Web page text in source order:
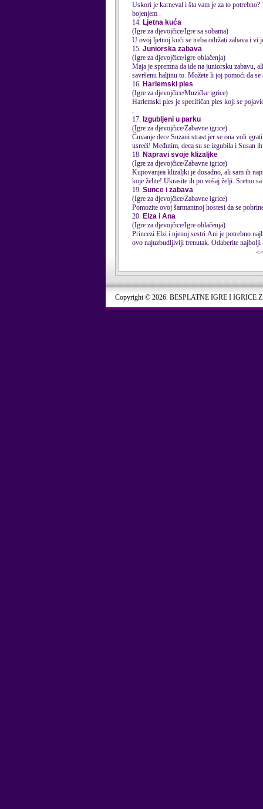
Uskori je karneval i šta vam je za to potrebno?
bojenjem .
14. Ljetna kuća
(Igre za djevojčice/Igre sa sobama)
U ovoj ljetnoj kući se treba održati zabava i vi
15. Juniorska zabava
(Igre za djevojčice/Igre oblačenja)
Maja je spremna da ide na juniorsku zabavu,
savršenu haljinu to. Možete li joj pomoći da se
16. Harlemski ples
(Igre za djevojčice/Muzičke igrice)
Harlemski ples je specifičan ples koji se
.
17. Izgubljeni u parku
(Igre za djevojčice/Zabavne igrice)
Čuvanje dece Suzani strast jer se ona voli
usreći! Međutim, deca su se izgubila i Susan
18. Napravi svoje klizaljke
(Igre za djevojčice/Zabavne igrice)
Kupovanjea klizaljki je dosadno, ali sam ih
koje želite! Ukrasite ih po vošaj želji. Sretno
19. Sunce i zabava
(Igre za djevojčice/Zabavne igrice)
Pomozite ovoj šarmantnoj hostesi da se
20. Elza i Ana
(Igre za djevojčice/Igre oblačenja)
Princezi Elzi i njenoj sestri Ani je potrebno
ovo najuzbudljiviji trenutak. Odaberite najbolji
Copyright © 2026. BESPLATNE IGRE I IGRICE